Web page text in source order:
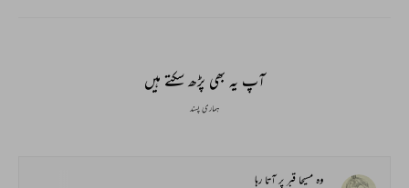
آپ یہ بھی پڑھ سکتے ہیں
ہماری پسند
وہ مسیحا قبر پر آتا رہا